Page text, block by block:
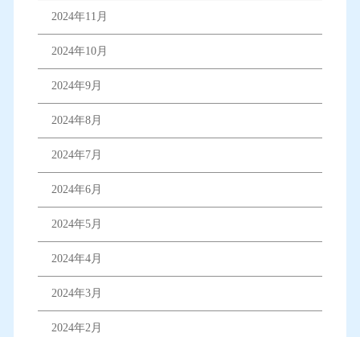
2024年11月
2024年10月
2024年9月
2024年8月
2024年7月
2024年6月
2024年5月
2024年4月
2024年3月
2024年2月